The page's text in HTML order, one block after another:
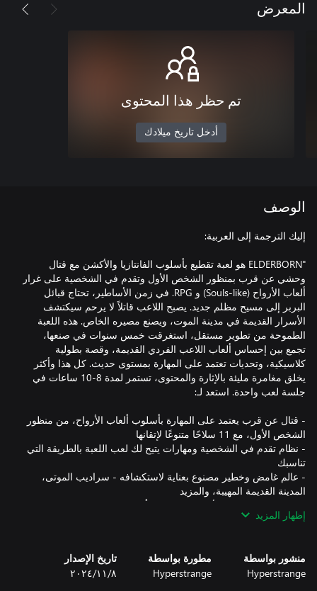
المعرض
تم حظر هذا المحتوى
أدخل تاريخ ميلادك
الوصف
"ELDERBORN هو لعبة تقطيع بأسلوب الفانتازيا والأكشن مع قتال
وحشي عن قرب بمنظور الشخص الأول وتقدم في الشخصية على غرار
ألعاب الأرواح (Souls-like) و RPG. في زمن الأساطير، تحتاج قبائل
البربر إلى مسيح مظلم جديد. يصبح اللاعب قاتلاً لا يرحم سيكتشف
الأسرار القديمة في مدينة الموت، ويصنع مصيره الخاص. هذه اللعبة
الطموحة من تطوير مستقل، استغرقت خمس سنوات في صنعها،
تجمع بين إحساس ألعاب اللاعب الفردي القديمة، وقصة بطولية
كلاسيكية، وتحديات تعتمد على المهارة بمستوى حديث. كل هذا وأكثر
يخلق مغامرة مليئة بالإثارة والمحتوى، تستمر لمدة 8-10 ساعات في
- قتال عن قرب يعتمد على المهارة بأسلوب ألعاب الأرواح، من منظور
- نظام تقدم في الشخصية ومهارات يتيح لك لعب اللعبة بالطريقة التي
- عالم غامض وخطير مصنوع بعناية لاستكشافه - سراديب الموتى،
- مجموعة كبيرة من الأعداء، كل منهم بأسلوب قتال خاص به، وحيل،
- تكريم غير معتذر لفانتازيا البطولة على طراز Robert E. Howard
إظهار المزيد
منشور بواسطة
Hyperstrange
مطورة بواسطة
Hyperstrange
تاريخ الإصدار
٨‏/١١‏/٢٠٢٤